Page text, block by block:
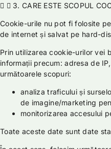
3. CARE ESTE SCOPUL
Cookie-urile nu pot fi folosite
de internet și salvat pe hard-
Prin utilizarea cookie-urilor vei
informații precum: adresa de
următoarele scopuri:
analiza traficului și
de imagine/marketing
monitorizarea accesului
Toate aceste date sunt date